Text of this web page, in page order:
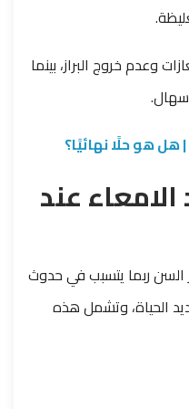
وعدم خروج البراز، بينما
هل هو حلًا نهائيًا؟
عند
السن ربما يتسبب في حدوث
الحياة، وتشمل هذه